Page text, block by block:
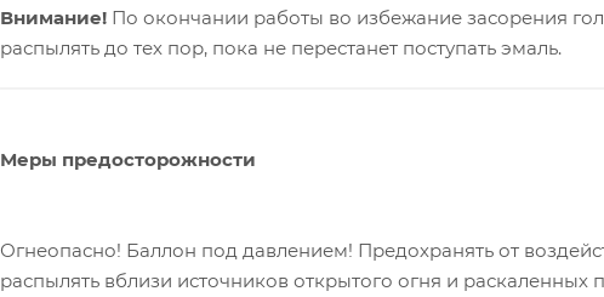
Внимание! По окончании работы во избежание засорения
распылять до тех пор, пока не перестанет поступать эмаль.
Меры предосторожности
Огнеопасно! Баллон под давлением! Предохранять от
распылять вблизи источников открытого огня и